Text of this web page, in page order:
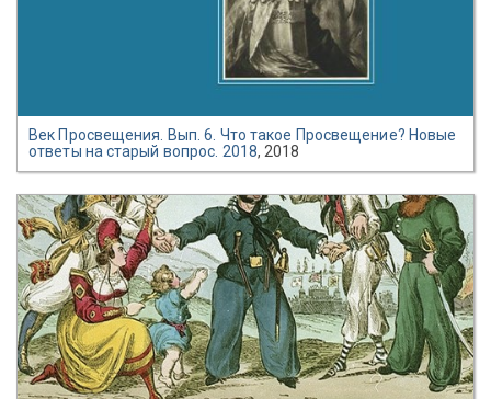
Век Просвещения. Вып. 6. Что такое Просвещение? Новые
ответы на старый вопрос. 2018, 2018